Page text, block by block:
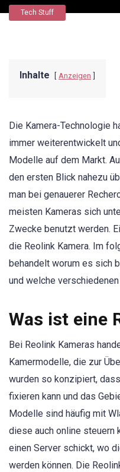
Tech Stuff
Inhalte Anzeigen
Die Kamera-Technologie
immer weiterentwickelt
Modelle auf dem Markt.
den ersten Blick nahezu
man bei genauerer
meisten Kameras sich
Zwecke benutzt werden.
die Reolink Kamera. Im
behandelt worum es sich
und welche
Was ist eine
Bei Reolink Kameras
Kamermodelle, die zur
wurden so konzipiert,
fixieren kann und das
Modelle sind häufig mit
diese auch online steuern
einen Server schickt, wo
werden können. Die